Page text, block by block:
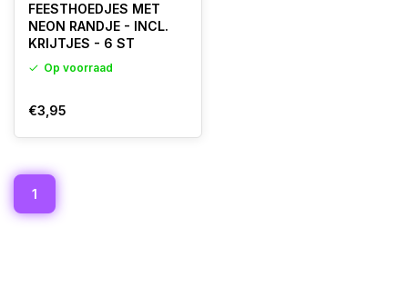
FEESTHOEDJES MET
NEON RANDJE - INCL.
KRIJTJES - 6 ST
Op voorraad
€3,95
1